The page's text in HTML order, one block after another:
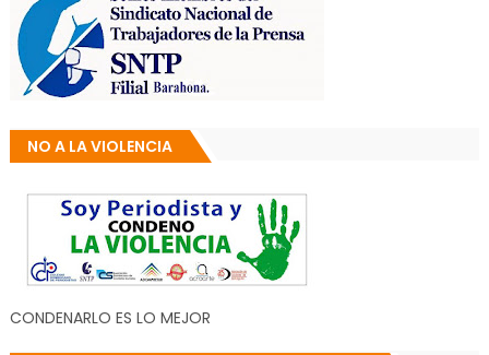
NO A LA VIOLENCIA
CONDENARLO ES LO MEJOR